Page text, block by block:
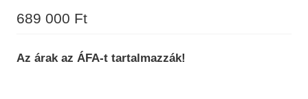
689 000 Ft
Az árak az ÁFA-t tartalmazzák!